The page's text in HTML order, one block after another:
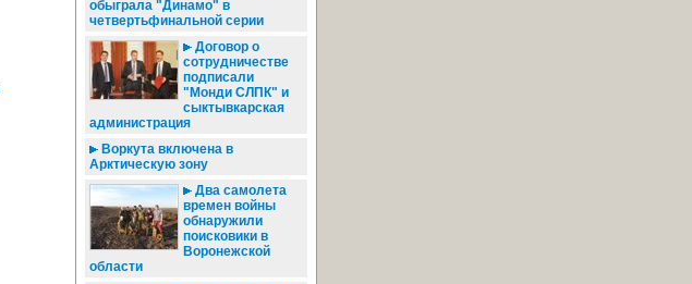
обыграла "Динамо" в
четвертьфинальной серии
Договор о
сотрудничестве
подписали
"Монди СЛПК" и
сыктывкарская
администрация
Воркута включена в
Арктическую зону
Два самолета
времен войны
обнаружили
поисковики в
Воронежской
области